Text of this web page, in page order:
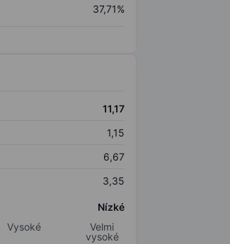
37,71%
11,17
1,15
6,67
3,35
Nízké
Vysoké
Velmi
vysoké